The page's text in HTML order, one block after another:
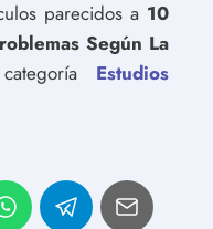
parecidos a 10
Según La
Estudios